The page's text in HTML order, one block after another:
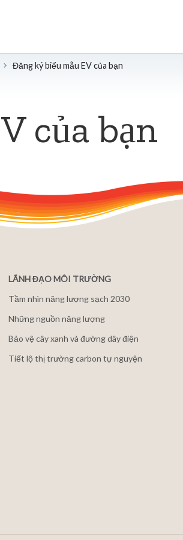
Đăng ký biểu mẫu EV của bạn
của bạn
LÃNH ĐẠO MÔI TRƯỜNG
Tầm nhìn năng lượng sạch 2030
Những nguồn năng lượng
Bảo vệ cây xanh và đường dây điện
Tiết lộ thị trường carbon tự nguyện